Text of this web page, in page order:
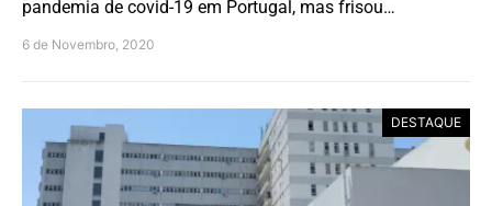
pandemia de covid-19 em Portugal, mas frisou…
6 de Novembro, 2020
DESTAQUE